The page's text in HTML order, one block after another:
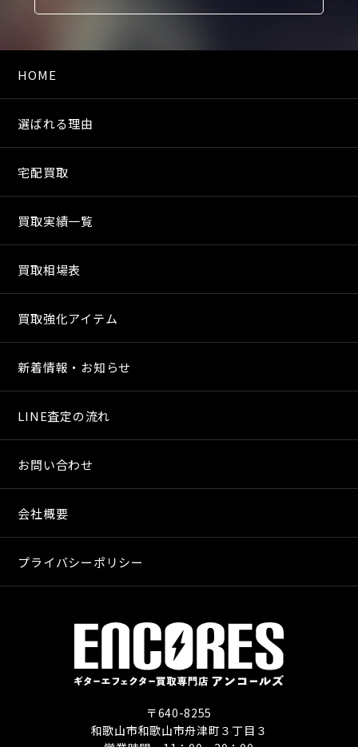
HOME
選ばれる理由
宅配買取
買取実績一覧
買取相場表
買取強化アイテム
新着情報・お知らせ
LINE査定の流れ
お問い合わせ
会社概要
プライバシーポリシー
〒640-8255
和歌山市和歌山市舟津町３丁目３